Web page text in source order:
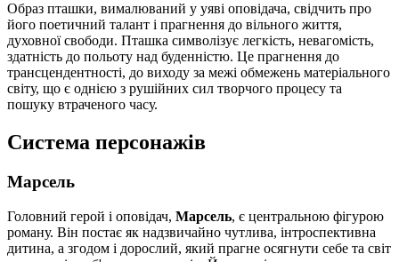
Образ пташки, вималюваний у уяві оповідача, свідчить про
його поетичний талант і прагнення до вільного життя,
духовної свободи. Пташка символізує легкість, невагомість,
здатність до польоту над буденністю. Це прагнення до
трансцендентності, до виходу за межі обмежень матеріального
світу, що є однією з рушійних сил творчого процесу та
пошуку втраченого часу.
Система персонажів
Марсель
Головний герой і оповідач, Марсель, є центральною фігурою
роману. Він постає як надзвичайно чутлива, інтроспективна
дитина, а згодом і дорослий, який прагне осягнути себе та світ